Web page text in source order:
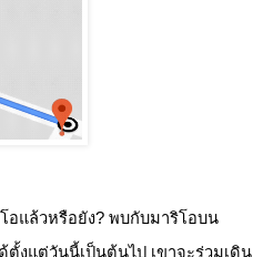
อแล้วหรือยัง? พบกับมาริโอบน
งแต่วันนี้เป็นต้นไป เขาจะร่วมเดิน